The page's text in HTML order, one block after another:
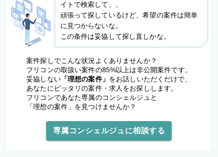
イトで検索して、、
頑張って探しているけど、希望の案件は簡単
に見つからないな。
この条件は妥協して探し直しかな。
案件探しでこんな状況よくありませんか？
フリコンの取扱い案件の85%以上は非公開案件です。
妥協しない「理想の案件」 をお話しいただくだけで、
あなたにピッタリの案件・求人をお探しします。
フリコンであなた専属のコンシェルジュと
「理想の案件」を見つけませんか？
専属コンシェルジュに相談する